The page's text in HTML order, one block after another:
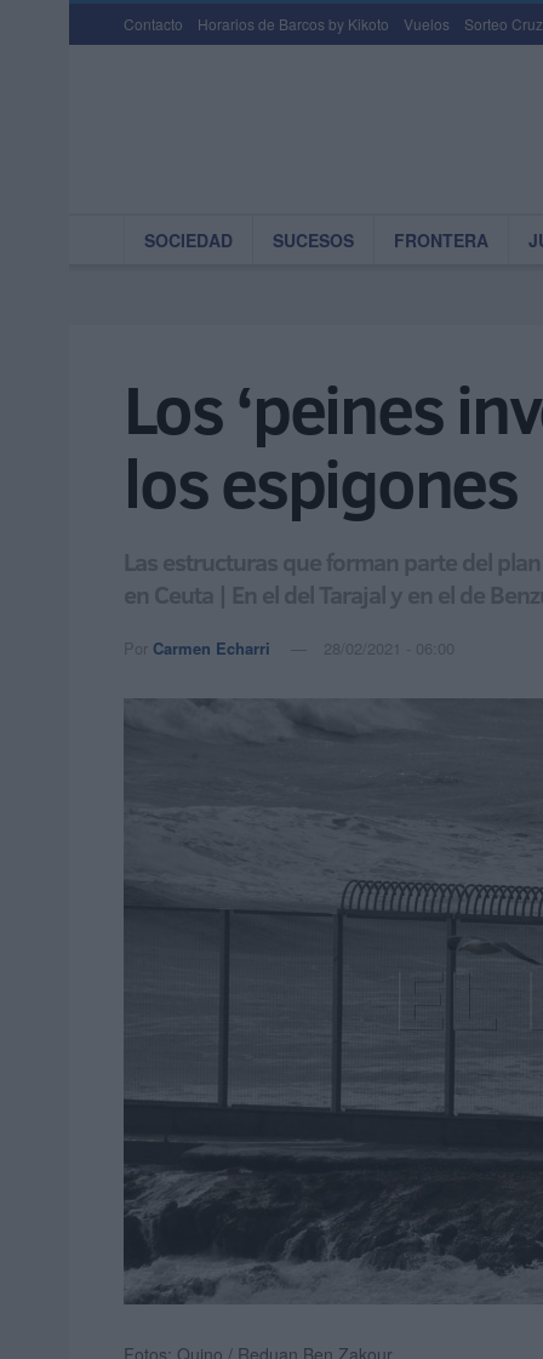
Contacto Horarios de Barcos by Kikoto Vuelos Sorteo
SOCIEDAD SUCESOS FRONTERA
Los ‘peines
los espigones
Las estructuras que forman parte del
en Ceuta | En el del Tarajal y en el de
Por Carmen Echarri 28/02/2021 - 06:00